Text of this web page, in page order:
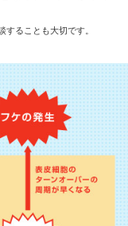
ることも大切です。